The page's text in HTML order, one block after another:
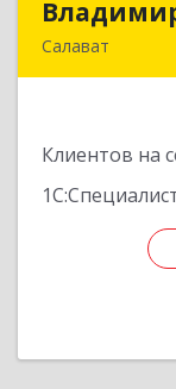
Салават
Клиентов на